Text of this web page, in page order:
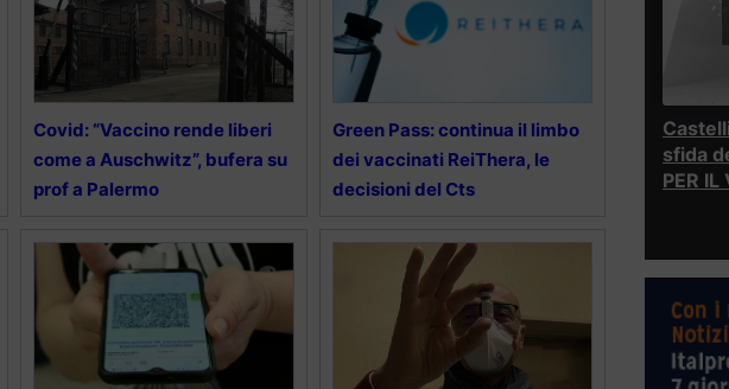
Covid: “Vaccino rende liberi
come a Auschwitz”, bufera su
prof a Palermo
Green Pass: continua il limbo
dei vaccinati ReiThera, le
decisioni del Cts
sfida
PER IL